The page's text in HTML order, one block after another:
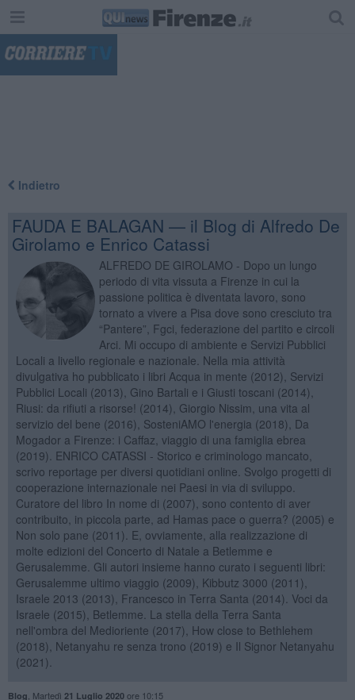
Indietro
FAUDA E BALAGAN — il Blog di Alfredo De
Girolamo e Enrico Catassi
ALFREDO DE GIROLAMO - Dopo un lungo
periodo di vita vissuta a Firenze in cui la
passione politica è diventata lavoro, sono
tornato a vivere a Pisa dove sono cresciuto tra
“Pantere”, Fgci, federazione del partito e circoli
Arci. Mi occupo di ambiente e Servizi Pubblici
Locali a livello regionale e nazionale. Nella mia attività
divulgativa ho pubblicato i libri Acqua in mente (2012), Servizi
Pubblici Locali (2013), Gino Bartali e i Giusti toscani (2014),
Riusi: da rifiuti a risorse! (2014), Giorgio Nissim, una vita al
servizio del bene (2016), SosteniAMO l'energia (2018), Da
Mogador a Firenze: i Caffaz, viaggio di una famiglia ebrea
(2019). ENRICO CATASSI - Storico e criminologo mancato,
scrivo reportage per diversi quotidiani online. Svolgo progetti di
cooperazione internazionale nei Paesi in via di sviluppo.
Curatore del libro In nome di (2007), sono contento di aver
contribuito, in piccola parte, ad Hamas pace o guerra? (2005) e
Non solo pane (2011). E, ovviamente, alla realizzazione di
molte edizioni del Concerto di Natale a Betlemme e
Gerusalemme. Gli autori insieme hanno curato i seguenti libri:
Gerusalemme ultimo viaggio (2009), Kibbutz 3000 (2011),
Israele 2013 (2013), Francesco in Terra Santa (2014). Voci da
Israele (2015), Betlemme. La stella della Terra Santa
nell'ombra del Medioriente (2017), How close to Bethlehem
(2018), Netanyahu re senza trono (2019) e Il Signor Netanyahu
(2021).
Blog Martedì 21 Luglio 2020ore 10:15